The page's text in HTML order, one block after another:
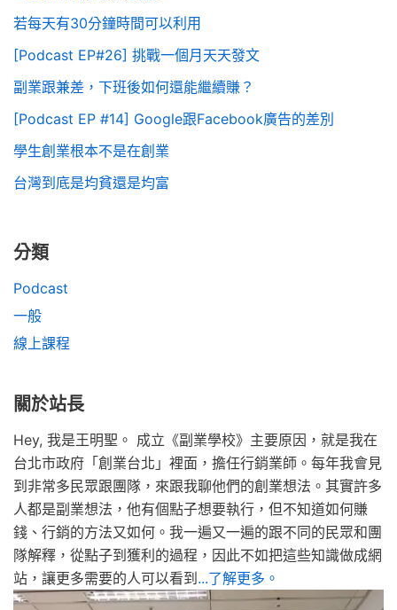
若每天有30分鐘時間可以利用
[Podcast EP#26] 挑戰一個月天天發文
副業跟兼差，下班後如何還能繼續賺？
[Podcast EP #14] Google跟Facebook廣告的差別
學生創業根本不是在創業
台灣到底是均貧還是均富
分類
Podcast
一般
線上課程
關於站長
Hey, 我是王明聖。 成立《副業學校》主要原因，就是我在
台北市政府「創業台北」裡面，擔任行銷業師。每年我會見
到非常多民眾跟團隊，來跟我聊他們的創業想法。其實許多
人都是副業想法，他有個點子想要執行，但不知道如何賺
錢、行銷的方法又如何。我一遍又一遍的跟不同的民眾和團
隊解釋，從點子到獲利的過程，因此不如把這些知識做成網
站，讓更多需要的人可以看到 ...了解更多。